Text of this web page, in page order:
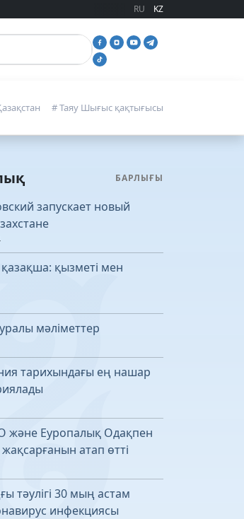
RU KZ
# Таяу Шығыс қақтығысы
БАРЛЫҒЫ
запускает новый
қызметі мен
мәліметтер
тарихындағы ең нашар
және Еуропалық Одақпен
атап өтті
тәулігі 30 мың астам
инфекциясы